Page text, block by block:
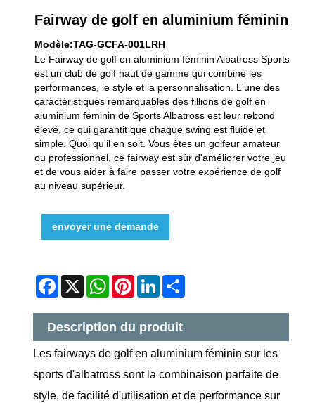
Fairway de golf en aluminium féminin
Modèle:TAG-GCFA-001LRH
Le Fairway de golf en aluminium féminin Albatross Sports
est un club de golf haut de gamme qui combine les
performances, le style et la personnalisation. L'une des
caractéristiques remarquables des fillions de golf en
aluminium féminin de Sports Albatross est leur rebond
élevé, ce qui garantit que chaque swing est fluide et
simple. Quoi qu'il en soit. Vous êtes un golfeur amateur
ou professionnel, ce fairway est sûr d'améliorer votre jeu
et de vous aider à faire passer votre expérience de golf
au niveau supérieur.
envoyer une demande
Facebook
X WhatsApp
Pinterest
LinkedIn
Description du produit
Les fairways de golf en aluminium féminin sur les
sports d'albatross sont la combinaison parfaite de
style, de facilité d'utilisation et de performance sur